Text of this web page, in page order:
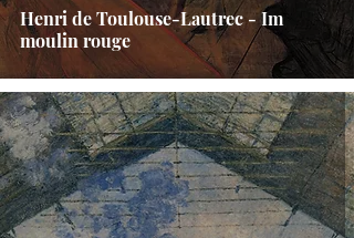
Henri de Toulouse-Lautrec - Im
moulin rouge